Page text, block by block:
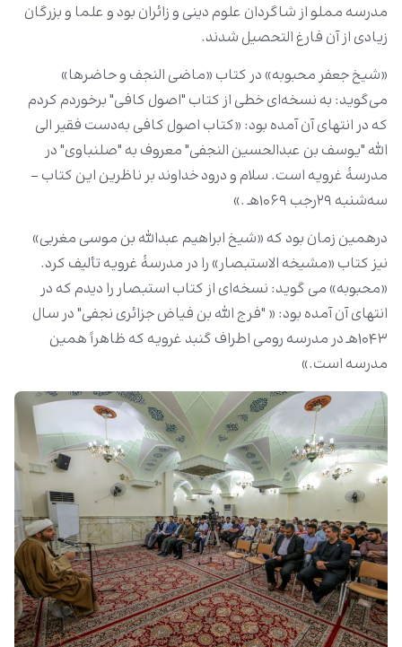
مدرسه مملو از شاگردان علوم دینی و زائران بود و علما و بزرگان
زیادی از آن فارغ التحصیل شدند.
«شیخ جعفر محبوبه» در کتاب «ماضی النجف و حاضرها»
می‌گوید: به نسخه‌ای خطی از کتاب "اصول کافی" برخوردم کردم
که در انتهای آن آمده بود: «کتاب اصول کافی به‌دست فقیر الی
الله "یوسف بن عبدالحسین النجفی" معروف به "صلنباوی" در
مدرسۀ غرویه است. سلام و درود خداوند بر ناظرین این کتاب -
سه‌شنبه ۲۹رجب ۱۰۶۹هـ .»
درهمین زمان بود که «شیخ ابراهیم عبدالله بن موسی مغربی»
نیز کتاب «مشیخه الاستبصار» را در مدرسۀ غرویه تألیف کرد.
«محبوبه» می گوید: نسخه‌ای از کتاب استبصار را دیدم که در
انتهای آن آمده بود: « "فرج الله بن فیاض جزائری نجفی" در سال
۱۰۴۳هـ در مدرسه رومی اطراف گنبد غرویه که ظاهراً همین
مدرسه است.»